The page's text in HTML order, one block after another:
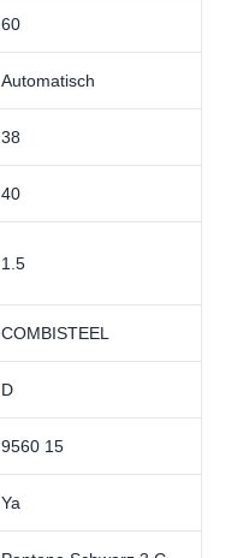
60
Automatisch
38
40
1.5
COMBISTEEL
D
9560 15
Ya